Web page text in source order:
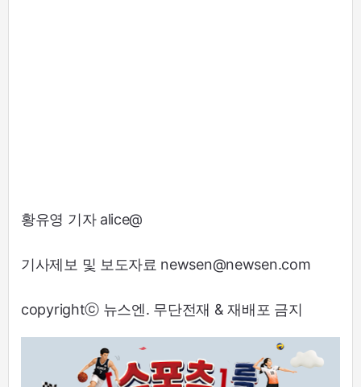
황유영 기자 alice@
기사제보 및 보도자료 newsen@newsen.com
copyrightⓒ 뉴스엔. 무단전재 & 재배포 금지